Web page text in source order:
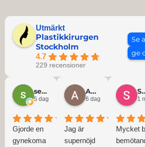
Utmärkt
Plastikkirurgen
Stockholm
4.7
229 recensioner
Se
ge
seppzen
5 dagar sedan
Gjorde en
gynekoma
Anaeelle Afram
6 dagar sedan
Jag är
supernöjd
Swedish
1
Mycket